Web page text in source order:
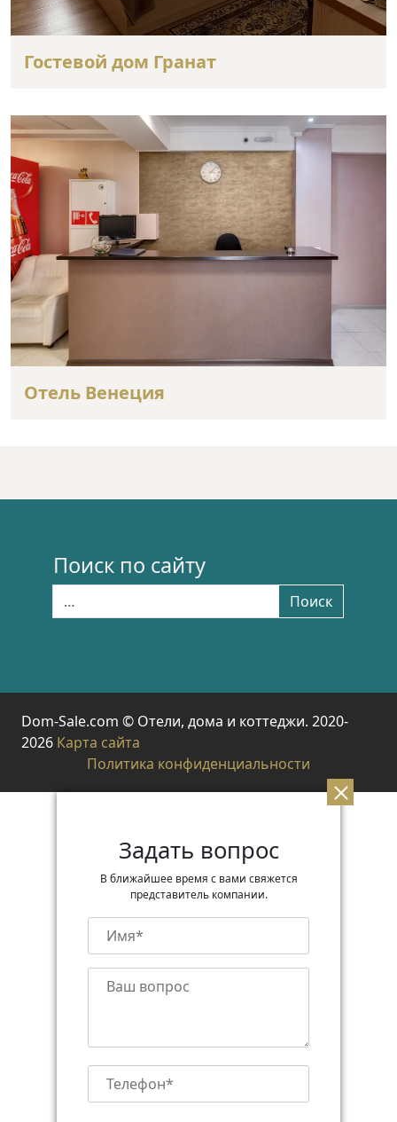
Гостевой дом Гранат
Отель Венеция
Поиск по сайту
Поиск
Dom-Sale.com © Отели, дома и коттеджи. 2020-
2026 Карта сайта
Политика конфиденциальности
Задать вопрос
В ближайшее время с вами свяжется
представитель компании.